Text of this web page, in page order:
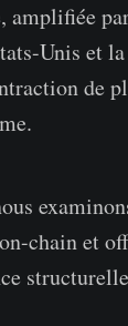
amplifiée
Unis et
de
chain et